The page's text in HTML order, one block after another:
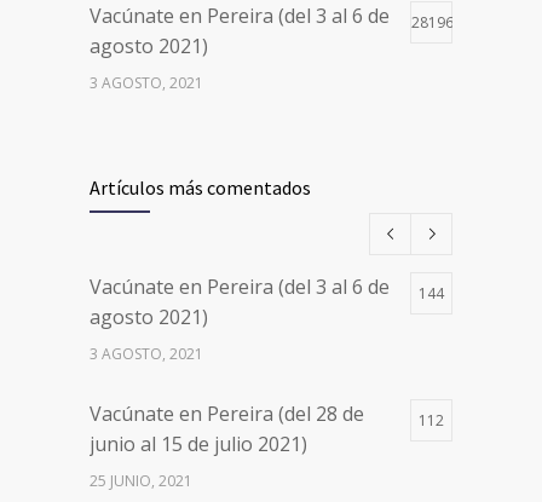
Vacúnate en Pereira (del 3 al 6 de
agosto 2021)
28196
3 AGOSTO, 2021
de agosto 2021) mayores de 20
años
Números de Teléfono y Horarios
de Atención para pedir Citas
Médicas en los 5 departamentos
Clínica Cancerológica de Boyacá,
Oncólogos del Occidente y Unión
de Cirujanos
Artículos más comentados
Vacúnate en Pereira (del 3 al 6 de
agosto 2021)
144
3 AGOSTO, 2021
Vacúnate en Pereira (del 28 de
junio al 15 de julio 2021)
112
25 JUNIO, 2021